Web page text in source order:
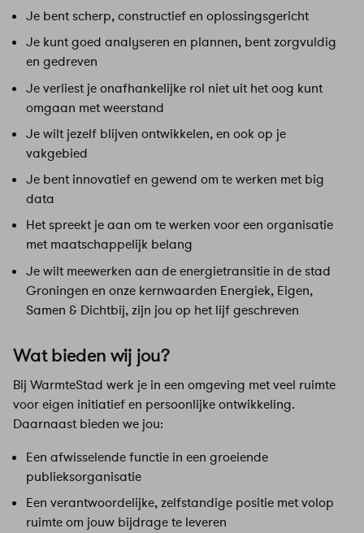
Je bent scherp, constructief en oplossingsgericht
Je kunt goed analyseren en plannen, bent zorgvuldig
en gedreven
Je verliest je onafhankelijke rol niet uit het oog kunt
omgaan met weerstand
Je wilt jezelf blijven ontwikkelen, en ook op je
vakgebied
Je bent innovatief en gewend om te werken met big
data
Het spreekt je aan om te werken voor een organisatie
met maatschappelijk belang
Je wilt meewerken aan de energietransitie in de stad
Groningen en onze kernwaarden Energiek, Eigen,
Samen & Dichtbij, zijn jou op het lijf geschreven
Wat bieden wij jou?
Bij WarmteStad werk je in een omgeving met veel ruimte
voor eigen initiatief en persoonlijke ontwikkeling.
Daarnaast bieden we jou:
Een afwisselende functie in een groeiende
publieksorganisatie
Een verantwoordelijke, zelfstandige positie met volop
ruimte om jouw bijdrage te leveren